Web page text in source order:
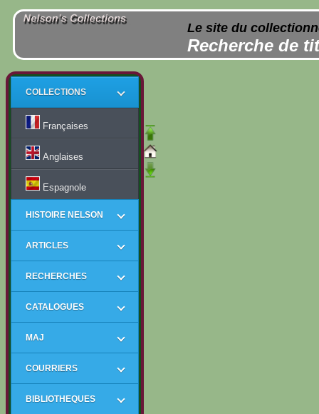
Le site du
Recherche de
COLLECTIONS
Françaises
Anglaises
Espagnole
HISTOIRE NELSON
ARTICLES
RECHERCHES
CATALOGUES
MAJ
COURRIERS
BIBLIOTHEQUES